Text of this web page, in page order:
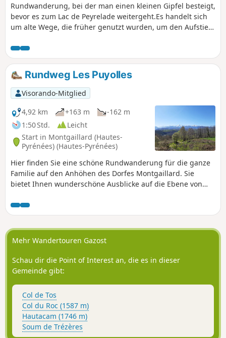
Rundwanderung, bei der man einen kleinen Gipfel besteigt,
bevor es zum Lac de Peyrelade weitergeht.Es handelt sich
um alte Wege, die früher genutzt wurden, um den Aufstieg
und Sommer reichlich Gras und Wasser gibt. Anmerkung
des Autors vom 13. Juli 20206. Aufgrund mehrerer
Kommentare bitte beachten: Informationen zum
Ausgangspunkt der Wanderung finden Sie unter
„Praktische Informationen“.
Rundweg Les Puyolles
Visorando-Mitglied
4,92 km
+163 m
-162 m
1:50 Std.
Leicht
Start in Montgaillard (Hautes-
Pyrénées) (Hautes-Pyrénées)
Hier finden Sie eine schöne Rundwanderung für die ganze
Familie auf den Anhöhen des Dorfes Montgaillard. Sie
bietet Ihnen wunderschöne Ausblicke auf die Ebene von
Bigorre und dem Montaigu im Hintergrund! Wenn Sie den
Aufstieg zu einem alten römischen Oppidum antreten, auf
historischen Wegen wandern oder durch die Straßen des
Dorfes schlendern, erhalten Sie auch einen Einblick in die
Mehr Wandertouren Gazost
Schau dir die Point of Interest an, die es in dieser
Gemeinde gibt:
Col de Tos
Col du Roc (1587 m)
Hautacam (1746 m)
Soum de Trézères